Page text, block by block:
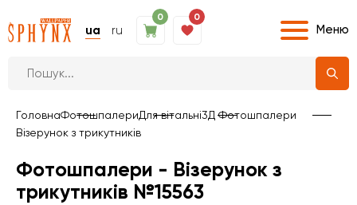
ua ru
0 0
Меню
ГоловнаФотошпалериДля вітальні3Д Фотошпалери
Візерунок з трикутників
Фотошпалери - Візерунок з
трикутників №15563